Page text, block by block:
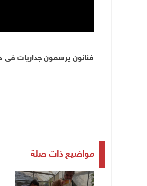
فنانون يرسمون جداريات في
مواضيع ذات صلة